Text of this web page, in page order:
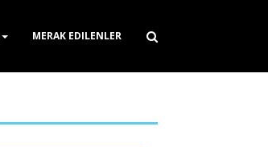
MERAK EDILENLER